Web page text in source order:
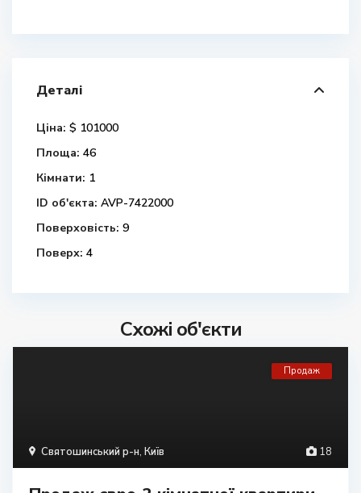
Деталі
Ціна: $ 101000
Площа: 46
Кімнати: 1
ID об'єкта: AVP-7422000
Поверховість: 9
Поверх: 4
Схожі об'єкти
18
Святошинський р-н, Київ
Продаж